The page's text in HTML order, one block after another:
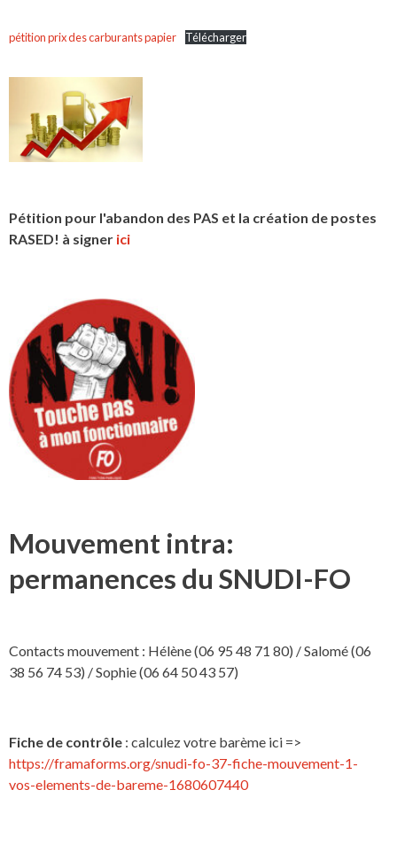
pétition prix des carburants papier Télécharger
Pétition pour l'abandon des PAS et la création de postes
RASED! à signer ici
Mouvement intra:
permanences du SNUDI-FO
Contacts mouvement : Hélène (06 95 48 71 80) / Salomé (06
38 56 74 53) / Sophie (06 64 50 43 57)
Fiche de contrôle : calculez votre barème ici =>
https://framaforms.org/snudi-fo-37-fiche-mouvement-1-
vos-elements-de-bareme-1680607440